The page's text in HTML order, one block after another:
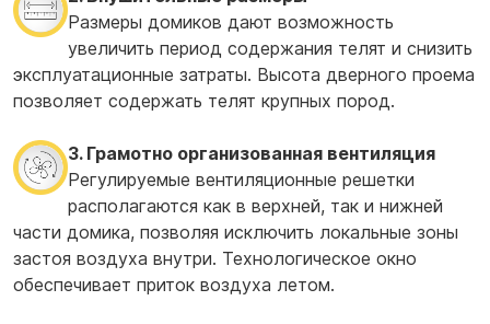
Размеры домиков дают возможность
увеличить период содержания телят и снизить
эксплуатационные затраты. Высота дверного проема
позволяет содержать телят крупных пород.
3. Грамотно организованная вентиляция
Регулируемые вентиляционные решетки
располагаются как в верхней, так и нижней
части домика, позволяя исключить локальные зоны
застоя воздуха внутри. Технологическое окно
обеспечивает приток воздуха летом.